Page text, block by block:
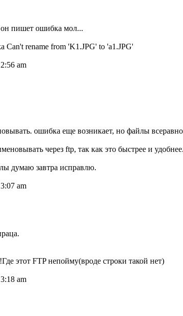
пишет ошибка мол...
rename from 'K1.JPG' to 'a1.JPG'
am
ошибка еще возникает, но файлы
через ftp, так как это быстрее и удобнее.
думаю завтра исправлю.
am
этот FTP непойму(вроде строки такой нет)
am